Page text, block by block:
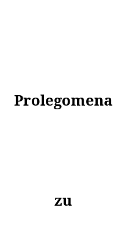
Prolegomena
zu